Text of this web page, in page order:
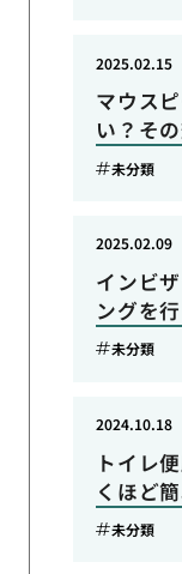
マウス
い？そ
2025.02.15
未分類
インビ
ングを
2025.02.09
未分類
トイレ
くほど
2024.10.18
未分類